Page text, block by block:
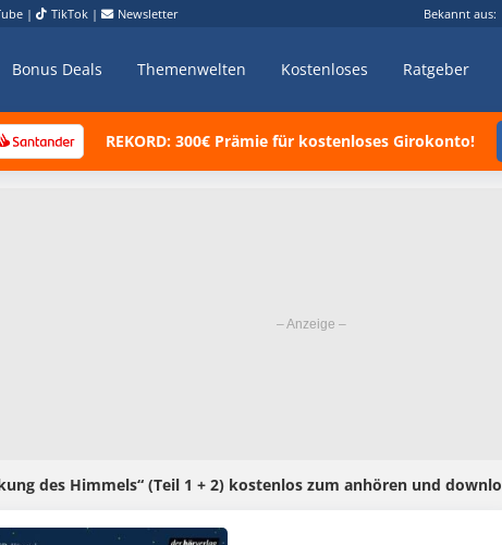
| TikTok | Newsletter Bekannt aus:
Bonus Deals Themenwelten Kostenloses Ratgeber
REKORD: 300€ Prämie für kostenloses Girokonto!
des Himmels“ (Teil 1 + 2) kostenlos zum anhören und